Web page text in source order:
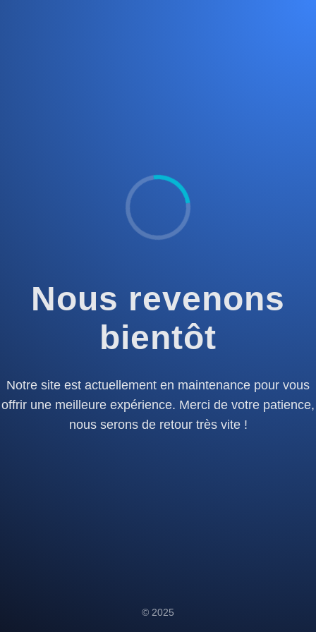
Nous revenons
bientôt
Notre site est actuellement en maintenance pour vous
offrir une meilleure expérience. Merci de votre patience,
nous serons de retour très vite !
© 2025